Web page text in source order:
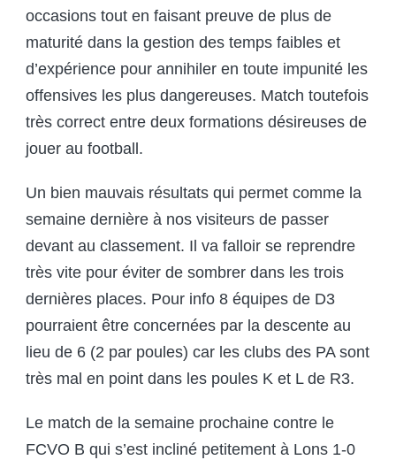
occasions tout en faisant preuve de plus de
maturité dans la gestion des temps faibles et
d’expérience pour annihiler en toute impunité les
offensives les plus dangereuses. Match toutefois
très correct entre deux formations désireuses de
jouer au football.
Un bien mauvais résultats qui permet comme la
semaine dernière à nos visiteurs de passer
devant au classement. Il va falloir se reprendre
très vite pour éviter de sombrer dans les trois
dernières places. Pour info 8 équipes de D3
pourraient être concernées par la descente au
lieu de 6 (2 par poules) car les clubs des PA sont
très mal en point dans les poules K et L de R3.
Le match de la semaine prochaine contre le
FCVO B qui s’est incliné petitement à Lons 1-0